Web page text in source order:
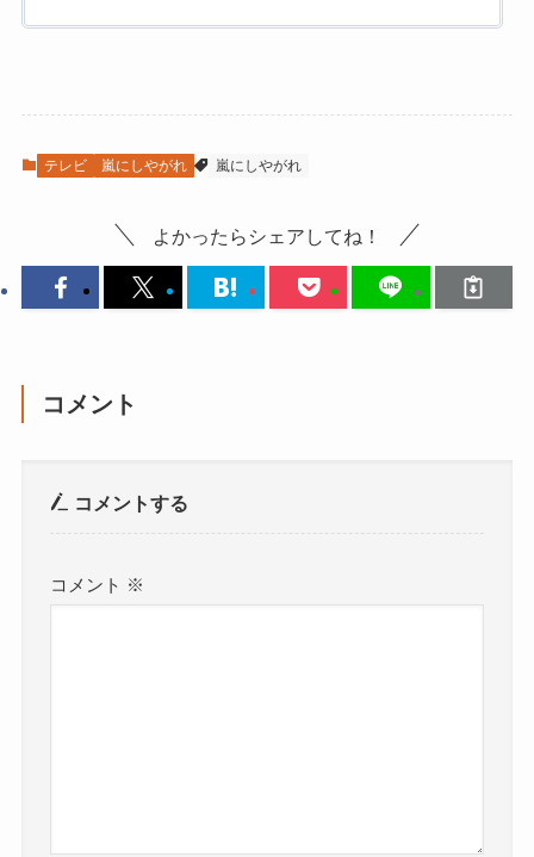
テレビ 嵐にしやがれ 嵐にしやがれ
よかったらシェアしてね！
コメント
コメントする
コメント ※